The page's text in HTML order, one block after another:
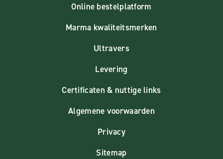
Online bestelplatform
Marma kwaliteitsmerken
Ultravers
Levering
Certificaten & nuttige links
Algemene voorwaarden
Privacy
Sitemap